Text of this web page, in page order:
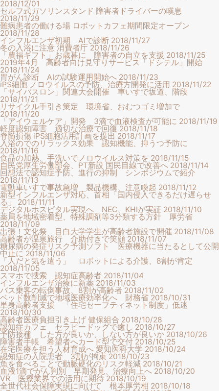
2018/12/01
セルフ式ガソリンスタンド 障害者ドライバーの嘆息
2018/11/29
難病患者の働ける場 ロボットカフェ期間限定オープン
2018/11/28
インフルエンザ初期 AIで診断 2018/11/27
冬の入浴に注意 消費者庁 2018/11/26
「農福ギフト」お歳暮に 障害者の自立を支援 2018/11/25
2019年4月 高齢者向け見守りサービス「ドシテル」開始
2018/11/24
胃がん診断 AIの試験運用開始へ 2018/11/23
iPS細胞 ノロウイルスの予防、治療方開発に活用 2018/11/22
「サイバスロン」関連大会開催 車いすで坂道、階段
2018/11/21
リサイクル手引き策定 環境省、おむつゴミ増加で
2018/11/20
「アイウェルケア」開発 3滴で血液検査が可能に 2018/11/19
軽度認知障害 適切な治療で回復 2018/11/18
脊髄損傷 iPS細胞活用計画を提出 2018/11/17
入浴のでのリラックス効果 認知機能、抑うつ予防に
2018/11/16
食品の加熱、手洗いでノロウイルス対策を 2018/11/15
自民党厚生労働部会、PT新設 国民目線で改善へ 2018/11/14
回想法で認知症予防、進行の抑制 シンポジウムで紹介
2018/11/13
電動車いすで事故急増 製品機構、注意喚起 2018/11/12
新型インフルエンザ対応、首相「国内侵入できるだけ遅らせ
る」 2018/11/11
デジタルホスピタル実現へ NEC、KHIが実証 2018/11/10
薬局を地域密着型、特殊調剤等3分類する方針 厚労省
2018/11/09
出張！文化祭 目白大学学生が高齢者施設で開催 2018/11/08
高齢者が温泉旅行 介助付きで笑顔 2018/11/07
糖尿病の発症リスク予測ソフト 医療機器に当たるとして公開
中止に 2018/11/06
「人だと気を遣う」 ロボットによる介護、8割が肯定
2018/11/05
スマホで捜索 認知症高齢者 2018/11/04
インフルエンザ治療に新薬 2018/11/03
バス乗客の転倒事故、8割が高齢者 2018/11/02
ベッド数削減で地域医療効率化へ 財務省 2018/10/31
単身高齢者支援 「住宅セーフティネット制度」低迷
2018/10/30
高齢者医療負担引き上げ 健保組合 2018/10/28
認知症カフェ セラピードッグで癒し 2018/10/27
予防接種 した方が良いか、しない方が良いか 2018/10/26
障害者手帳 希望者へカード型で交付 2018/10/25
在宅医療を担う人材育成へ 愛知医科大学 2018/10/24
認知症の入院患者 3割が拘束 2018/10/23
魚を食べることで動脈硬化のリスク軽減 2018/10/21
血液1滴でがん判別 早期発見、治療向上へ 2018/10/20
VR 医療業界での活用に期待 2018/10/19
全世代社会保障実現に向けて 根本厚労相 2018/10/18